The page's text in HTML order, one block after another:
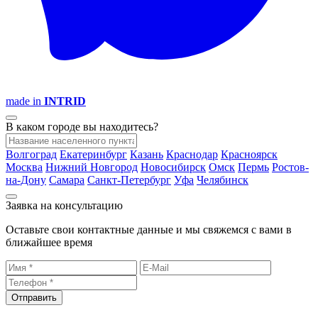
made in INTRID
В каком городе вы находитесь?
Волгоград Екатеринбург Казань Краснодар Красноярск
Москва Нижний Новгород Новосибирск Омск Пермь Ростов-
на-Дону Самара Санкт-Петербург Уфа Челябинск
Заявка на консультацию
Оставьте свои контактные данные и мы свяжемся с вами в
ближайшее время
Отправить